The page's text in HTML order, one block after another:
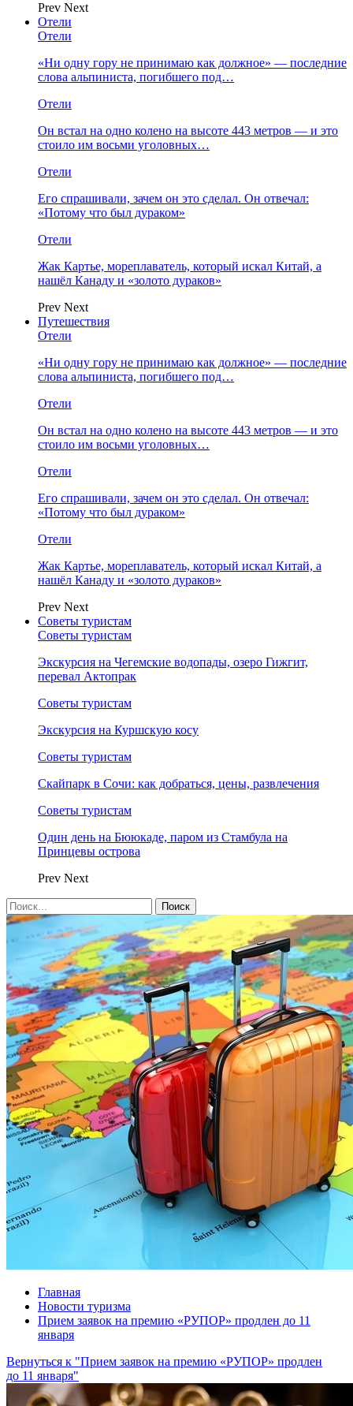
Prev Next
Отели
Отели
«Ни одну гору не принимаю как должное» — последние
слова альпиниста, погибшего под…
Отели
Он встал на одно колено на высоте 443 метров — и это
стоило им восьми уголовных…
Отели
Его спрашивали, зачем он это сделал. Он отвечал:
«Потому что был дураком»
Отели
Жак Картье, мореплаватель, который искал Китай, а
нашёл Канаду и «золото дураков»
Prev Next
Путешествия
Отели
«Ни одну гору не принимаю как должное» — последние
слова альпиниста, погибшего под…
Отели
Он встал на одно колено на высоте 443 метров — и это
стоило им восьми уголовных…
Отели
Его спрашивали, зачем он это сделал. Он отвечал:
«Потому что был дураком»
Отели
Жак Картье, мореплаватель, который искал Китай, а
нашёл Канаду и «золото дураков»
Prev Next
Советы туристам
Советы туристам
Экскурсия на Чегемские водопады, озеро Гижгит,
перевал Актопрак
Советы туристам
Экскурсия на Куршскую косу
Советы туристам
Скайпарк в Сочи: как добраться, цены, развлечения
Советы туристам
Один день на Бююкаде, паром из Стамбула на
Принцевы острова
Prev Next
Главная
Новости туризма
Прием заявок на премию «РУПОР» продлен до 11
января
Вернуться к "Прием заявок на премию «РУПОР» продлен
до 11 января"